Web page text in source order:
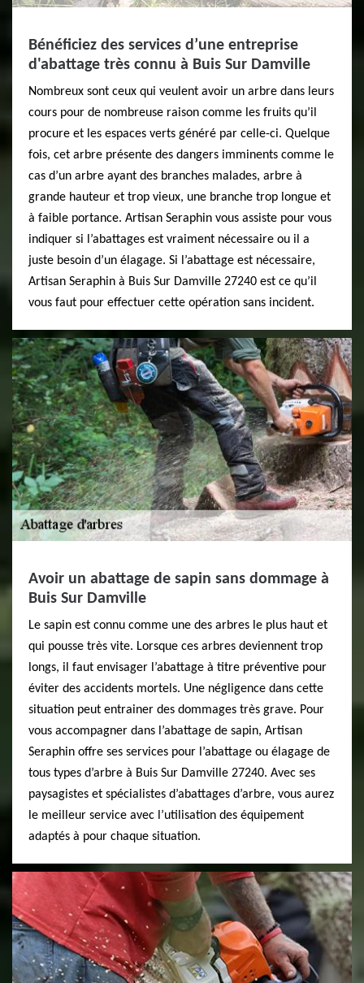
Bénéficiez des services d’une entreprise
d'abattage très connu à Buis Sur Damville
Nombreux sont ceux qui veulent avoir un arbre dans leurs
cours pour de nombreuse raison comme les fruits qu’il
procure et les espaces verts généré par celle-ci. Quelque
fois, cet arbre présente des dangers imminents comme le
cas d’un arbre ayant des branches malades, arbre à
grande hauteur et trop vieux, une branche trop longue et
à faible portance. Artisan Seraphin vous assiste pour vous
indiquer si l’abattages est vraiment nécessaire ou il a
juste besoin d’un élagage. Si l’abattage est nécessaire,
Artisan Seraphin à Buis Sur Damville 27240 est ce qu’il
vous faut pour effectuer cette opération sans incident.
Avoir un abattage de sapin sans dommage à
Buis Sur Damville
Le sapin est connu comme une des arbres le plus haut et
qui pousse très vite. Lorsque ces arbres deviennent trop
longs, il faut envisager l’abattage à titre préventive pour
éviter des accidents mortels. Une négligence dans cette
situation peut entrainer des dommages très grave. Pour
vous accompagner dans l’abattage de sapin, Artisan
Seraphin offre ses services pour l’abattage ou élagage de
tous types d’arbre à Buis Sur Damville 27240. Avec ses
paysagistes et spécialistes d’abattages d’arbre, vous aurez
le meilleur service avec l’utilisation des équipement
adaptés à pour chaque situation.